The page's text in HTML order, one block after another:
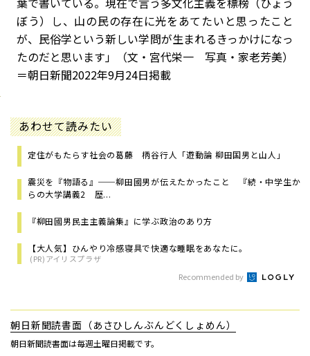
ぼう）し、山の民の存在に光をあてたいと思ったこと
が、民俗学という新しい学問が生まれるきっかけになっ
たのだと思います」（文・宮代栄一 写真・家老芳美）
＝朝日新聞2022年9月24日掲載
あわせて読みたい
定住がもたらす社会の葛藤 柄谷行人「遊動論 柳田国男と山人」
震災を『物語る』──柳田國男が伝えたかったこと 『続・中学生か
らの大学講義2 歴...
『柳田國男民主主義論集』に学ぶ政治のあり方
【大人気】ひんやり冷感寝具で快適な睡眠をあなたに。
(PR)アイリスプラザ
Recommended by
朝日新聞読書面（あさひしんぶんどくしょめん）
朝日新聞読書面は毎週土曜日掲載です。